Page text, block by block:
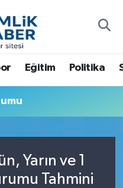
Eğitim Politika
Yarın ve 1
Tahmini
ve Fikstür